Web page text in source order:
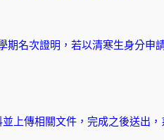
名次證明，若以清寒生身分申
上傳相關文件，完成之後送出